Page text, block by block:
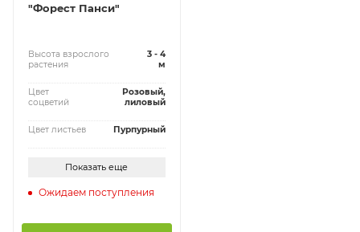
"Форест Панси"
Высота взрослого
растения
3 - 4
м
Цвет
соцветий
Розовый,
лиловый
Цвет листьев Пурпурный
Показать еще
Ожидаем поступления